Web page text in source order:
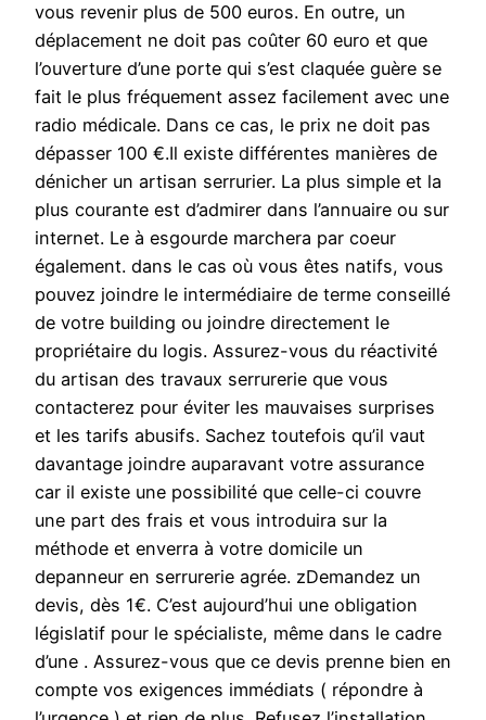
vous revenir plus de 500 euros. En outre, un
déplacement ne doit pas coûter 60 euro et que
l’ouverture d’une porte qui s’est claquée guère se
fait le plus fréquement assez facilement avec une
radio médicale. Dans ce cas, le prix ne doit pas
dépasser 100 €.Il existe différentes manières de
dénicher un artisan serrurier. La plus simple et la
plus courante est d’admirer dans l’annuaire ou sur
internet. Le à esgourde marchera par coeur
également. dans le cas où vous êtes natifs, vous
pouvez joindre le intermédiaire de terme conseillé
de votre building ou joindre directement le
propriétaire du logis. Assurez-vous du réactivité
du artisan des travaux serrurerie que vous
contacterez pour éviter les mauvaises surprises
et les tarifs abusifs. Sachez toutefois qu’il vaut
davantage joindre auparavant votre assurance
car il existe une possibilité que celle-ci couvre
une part des frais et vous introduira sur la
méthode et enverra à votre domicile un
depanneur en serrurerie agrée. zDemandez un
devis, dès 1€. C’est aujourd’hui une obligation
législatif pour le spécialiste, même dans le cadre
d’une . Assurez-vous que ce devis prenne bien en
compte vos exigences immédiats ( répondre à